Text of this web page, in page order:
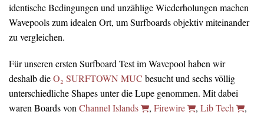
identische Bedingungen und unzählige Wiederholungen machen
Wavepools zum idealen Ort, um Surfboards objektiv miteinander
zu vergleichen.
Für unseren ersten Surfboard Test im Wavepool haben wir
deshalb dieO₂ SURFTOWN MUC besucht und sechs völlig
unterschiedliche Shapes unter die Lupe genommen. Mit dabei
waren Boards von Channel Islands , Firewire , Lib Tech
,